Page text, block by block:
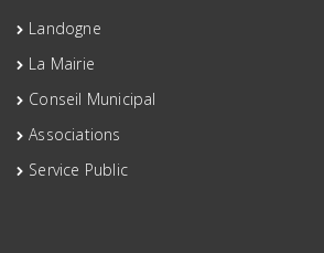
Landogne
La Mairie
Conseil Municipal
Associations
Service Public